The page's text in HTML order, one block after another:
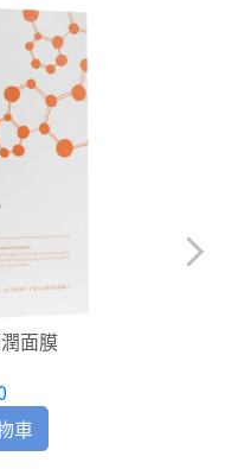
面膜
車